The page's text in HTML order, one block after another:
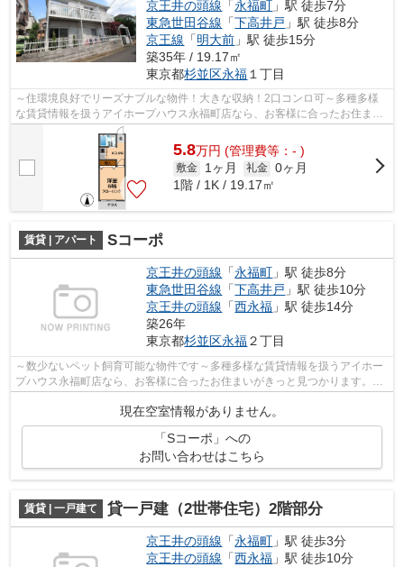
京王井の頭線 「永福町 」駅 徒歩7分
東急世田谷線 「下高井戸 」駅 徒歩8分
京王線 「明大前 」駅 徒歩15分
築35年 / 19.17㎡
東京都杉並区永福 １丁目
～住環境良好でリーズナブルな物件！大きな収納！2口コンロ可～多種多様
な賃貸情報を扱うアイホープハウス永福町店なら、お客様に合ったお住まい
がきっと見つかります。お電話03-3327-...
5.8万円 (管理費等：- )
敷金 1ヶ月 礼金 0ヶ月
1階 / 1K / 19.17㎡
賃貸 | アパート Sコーポ
京王井の頭線 「永福町 」駅 徒歩8分
東急世田谷線 「下高井戸 」駅 徒歩10分
京王井の頭線 「西永福 」駅 徒歩14分
築26年
東京都杉並区永福２丁目
～数少ないペット飼育可能な物件です～多種多様な賃貸情報を扱うアイホー
プハウス永福町店なら、お客様に合ったお住まいがきっと見つかります。お
電話03-3327-7774からご連絡をお待ち...
現在空室情報がありません。
「Sコーポ」への
お問い合わせはこちら
賃貸 | 一戸建て 貸一戸建（2世帯住宅）2階部分
京王井の頭線 「永福町 」駅 徒歩3分
京王井の頭線 「西永福 」駅 徒歩10分